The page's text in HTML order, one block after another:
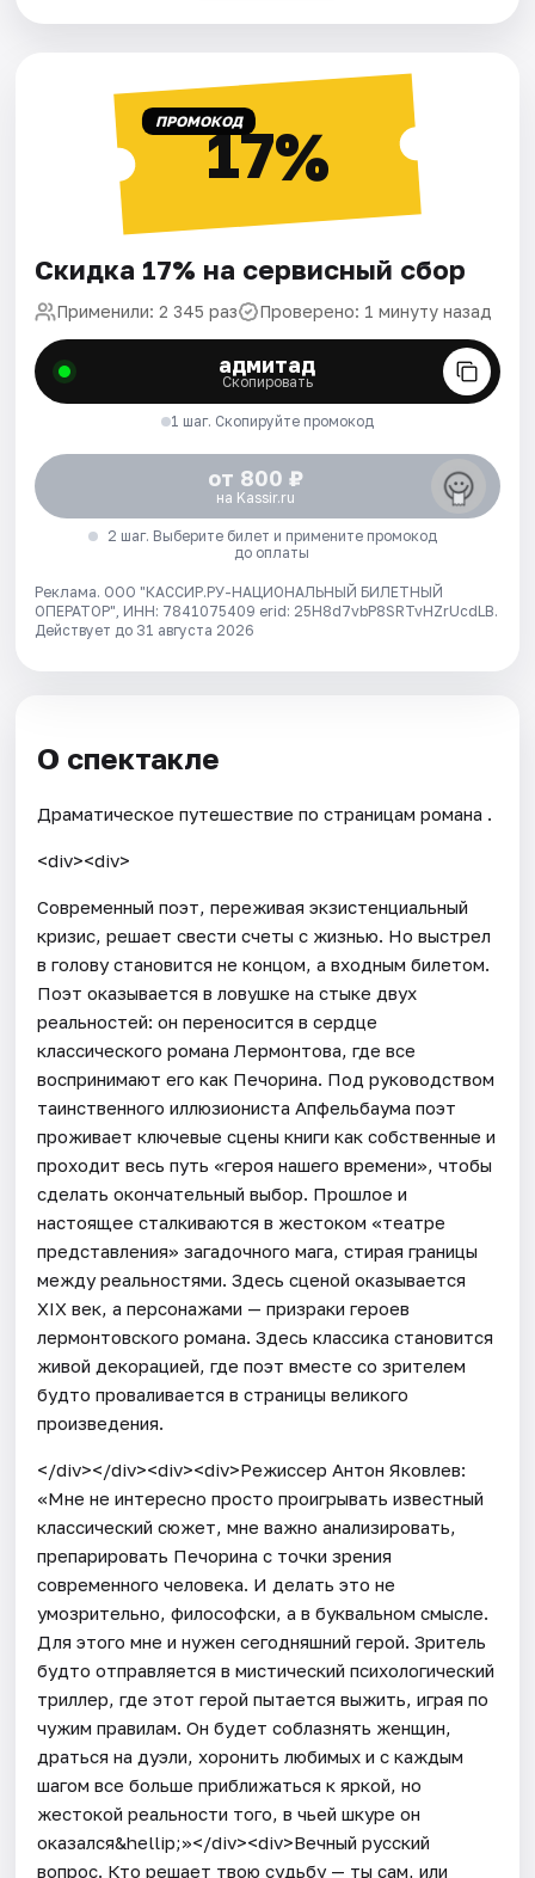
ПРОМОКОД17%
Скидка 17% на сервисный сбор
Применили: 2 345 раз Проверено: 1 минуту назад
адмитад
Скопировать
1 шаг. Скопируйте промокод
от 800 ₽
на Kassir.ru
2 шаг. Выберите билет и примените промокод
до оплаты
Реклама. ООО "КАССИР.РУ-НАЦИОНАЛЬНЫЙ БИЛЕТНЫЙ
ОПЕРАТОР", ИНН: 7841075409 erid: 25H8d7vbP8SRTvHZrUcdLB.
Действует до 31 августа 2026
О спектакле
Драматическое путешествие по страницам романа .
<div><div>
Современный поэт, переживая экзистенциальный
кризис, решает свести счеты с жизнью. Но выстрел
в голову становится не концом, а входным билетом.
Поэт оказывается в ловушке на стыке двух
реальностей: он переносится в сердце
классического романа Лермонтова, где все
воспринимают его как Печорина. Под руководством
таинственного иллюзиониста Апфельбаума поэт
проживает ключевые сцены книги как собственные и
проходит весь путь «героя нашего времени», чтобы
сделать окончательный выбор. Прошлое и
настоящее сталкиваются в жестоком «театре
представления» загадочного мага, стирая границы
между реальностями. Здесь сценой оказывается
XIX век, а персонажами — призраки героев
лермонтовского романа. Здесь классика становится
живой декорацией, где поэт вместе со зрителем
будто проваливается в страницы великого
произведения.
</div></div><div><div>Режиссер Антон Яковлев:
«Мне не интересно просто проигрывать известный
классический сюжет, мне важно анализировать,
препарировать Печорина с точки зрения
современного человека. И делать это не
умозрительно, философски, а в буквальном смысле.
Для этого мне и нужен сегодняшний герой. Зритель
будто отправляется в мистический психологический
триллер, где этот герой пытается выжить, играя по
чужим правилам. Он будет соблазнять женщин,
драться на дуэли, хоронить любимых и с каждым
шагом все больше приближаться к яркой, но
жестокой реальности того, в чьей шкуре он
оказался&hellip;»</div><div>Вечный русский
вопрос. Кто решает твою судьбу — ты сам, или